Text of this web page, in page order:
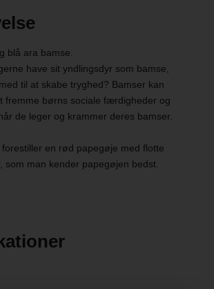
blå ara bamse.
have sit yndlingsdyr som bamse,
til at skabe tryghed? Bamser kan
fremme børns sociale færdigheder og
de leger og krammer deres bamser.
en rød papegøje med flotte
som man kender papegøjen bedst.